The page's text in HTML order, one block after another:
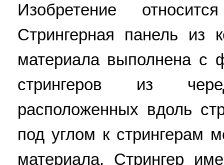
Изобретение
Стрингерная панель из
материала выполнена с
стрингеров из
расположенных вдоль
под углом к стрингерам
материала. Стрингер